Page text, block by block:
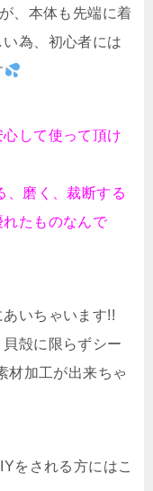
、本体も先端に着
為、初心者には
して使って頂け
、磨く、裁断する
たものなんで
いちゃいます!!
殻に限らずシー
材加工が出来ちゃ
をされる方にはこ